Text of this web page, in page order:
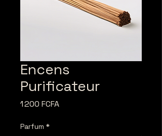
Encens
Purificateur
1 200 FCFAPrix
Parfum *